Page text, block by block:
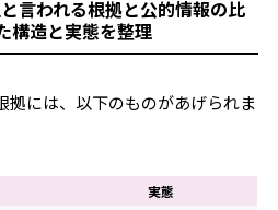
言われる根拠と公的情報の比
構造と実態を整理
拠には、以下のものがあげられま
実態